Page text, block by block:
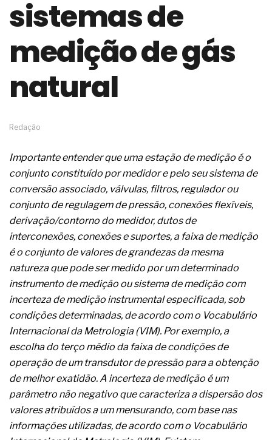
de governança das organizações
O desenho industrial ganha espaço como
As variações dimensionais dos produtos de
materiais cimentícios com fibra de vidro
modelo de IA
A IA elevou a régua do comprador B2B e a venda
de giro para as saídas de emergência
A sua indústria toma decisões ou apenas reage
aos problemas?
Os serviços de reciclagem profunda a frio in situ
com emulsão asfáltica
Os gestores da ABNT litigam de má-fé para
tentar criar uma reserva de mercado sobre as
NBR ISO
Os critérios médicos da síndrome metabólica
Os sintomas clínicos do teratoma de ovário
O tratamento médico da síndrome da fadiga
crônica
As causas médicas da queda dos cabelos ou
calvície
Quando a gestão é o obstáculo para o resultado
positivo
Os procedimentos para a inspeção em estruturas
hidráulicas de concreto de obras
O movimento regular reduz em 19% o risco de
morte precoce e melhora o metabolismo
O desenvolvimento de indicadores nas atividades
sistemas de
medição de gás
natural
Redação
Importante entender que uma estação de medição é o
conjunto constituído por medidor e pelo seu sistema de
conversão associado, válvulas, filtros, regulador ou
conjunto de regulagem de pressão, conexões flexíveis,
derivação/contorno do medidor, dutos de
interconexões, conexões e suportes, a faixa de medição
é o conjunto de valores de grandezas da mesma
natureza que pode ser medido por um determinado
instrumento de medição ou sistema de medição com
incerteza de medição instrumental especificada, sob
condições determinadas, de acordo com o Vocabulário
Internacional da Metrologia (VIM). Por exemplo, a
escolha do terço médio da faixa de condições de
operação de um transdutor de pressão para a obtenção
de melhor exatidão. A incerteza de medição é um
parâmetro não negativo que caracteriza a dispersão dos
valores atribuídos a um mensurando, com base nas
informações utilizadas, de acordo com o Vocabulário